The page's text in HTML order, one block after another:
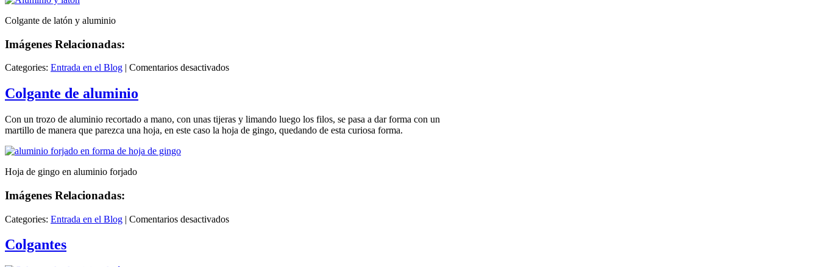
Colgante de latón y aluminio
Imágenes Relacionadas:
Categories: Entrada en el Blog | Comentarios desactivadosen
aluminio
Colgante de aluminio
Con un trozo de aluminio recortado a mano, con unas tijeras y limando luego los filos, se pasa a dar forma con un
martillo de manera que parezca una hoja, en este caso la hoja de gingo, quedando de esta curiosa forma.
Hoja de gingo en aluminio forjado
Imágenes Relacionadas:
Categories: Entrada en el Blog | Comentarios desactivadosen
Colgantes